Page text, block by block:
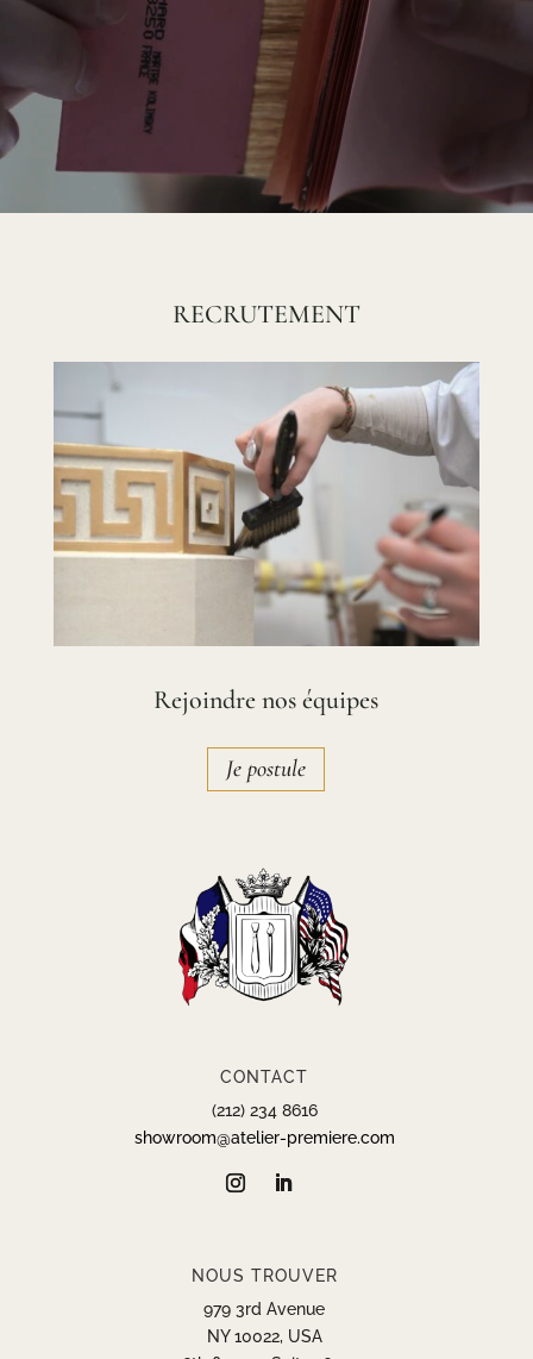
vidéo
RECRUTEMENT
Rejoindre nos équipes
Je postule
CONTACT
(212) 234 8616
showroom@atelier-premiere.com
NOUS TROUVER
979 3rd Avenue
NY 10022, USA